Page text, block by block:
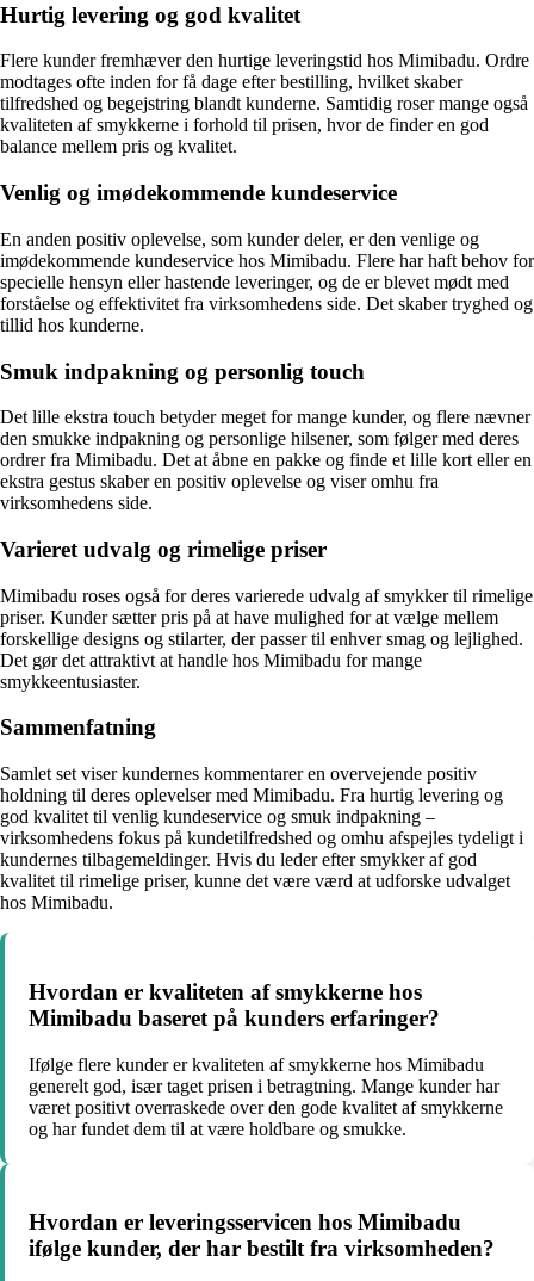
Hurtig levering og god kvalitet
Flere kunder fremhæver den hurtige leveringstid hos Mimibadu. Ordre
modtages ofte inden for få dage efter bestilling, hvilket skaber
tilfredshed og begejstring blandt kunderne. Samtidig roser mange også
kvaliteten af smykkerne i forhold til prisen, hvor de finder en god
balance mellem pris og kvalitet.
Venlig og imødekommende kundeservice
En anden positiv oplevelse, som kunder deler, er den venlige og
imødekommende kundeservice hos Mimibadu. Flere har haft behov for
specielle hensyn eller hastende leveringer, og de er blevet mødt med
forståelse og effektivitet fra virksomhedens side. Det skaber tryghed og
tillid hos kunderne.
Smuk indpakning og personlig touch
Det lille ekstra touch betyder meget for mange kunder, og flere nævner
den smukke indpakning og personlige hilsener, som følger med deres
ordrer fra Mimibadu. Det at åbne en pakke og finde et lille kort eller en
ekstra gestus skaber en positiv oplevelse og viser omhu fra
virksomhedens side.
Varieret udvalg og rimelige priser
Mimibadu roses også for deres varierede udvalg af smykker til rimelige
priser. Kunder sætter pris på at have mulighed for at vælge mellem
forskellige designs og stilarter, der passer til enhver smag og lejlighed.
Det gør det attraktivt at handle hos Mimibadu for mange
smykkeentusiaster.
Sammenfatning
Samlet set viser kundernes kommentarer en overvejende positiv
holdning til deres oplevelser med Mimibadu. Fra hurtig levering og
god kvalitet til venlig kundeservice og smuk indpakning –
virksomhedens fokus på kundetilfredshed og omhu afspejles tydeligt i
kundernes tilbagemeldinger. Hvis du leder efter smykker af god
kvalitet til rimelige priser, kunne det være værd at udforske udvalget
hos Mimibadu.
Hvordan er kvaliteten af smykkerne hos
Mimibadu baseret på kunders erfaringer?
Ifølge flere kunder er kvaliteten af smykkerne hos Mimibadu
generelt god, især taget prisen i betragtning. Mange kunder har
været positivt overraskede over den gode kvalitet af smykkerne
og har fundet dem til at være holdbare og smukke.
Hvordan er leveringsservicen hos Mimibadu
ifølge kunder, der har bestilt fra virksomheden?